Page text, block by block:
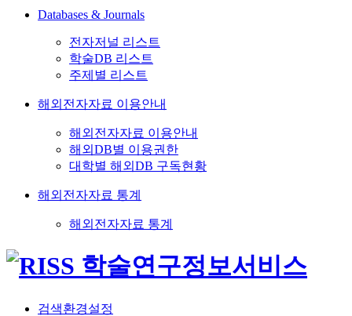
Databases & Journals
전자저널 리스트
학술DB 리스트
주제별 리스트
해외전자자료 이용안내
해외전자자료 이용안내
해외DB별 이용권한
대학별 해외DB 구독현황
해외전자자료 통계
해외전자자료 통계
검색환경설정